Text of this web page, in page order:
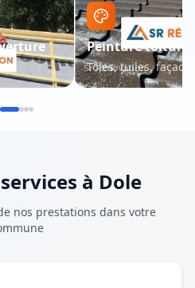
Peinture toiture
Tôles, tuiles,
à Dole
nos prestations dans votre